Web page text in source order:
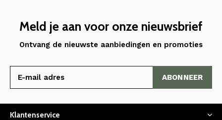
Meld je aan voor onze nieuwsbrief
Ontvang de nieuwste aanbiedingen en promoties
ABONNEER
Klantenservice